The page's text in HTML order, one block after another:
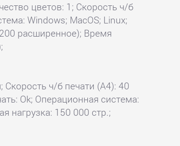
цветов: 1; Скорость ч/б
Windows; MacOS; Linux;
расширенное); Время
Скорость ч/б печати (А4): 40
Ok; Операционная система:
нагрузка: 150 000 стр.;